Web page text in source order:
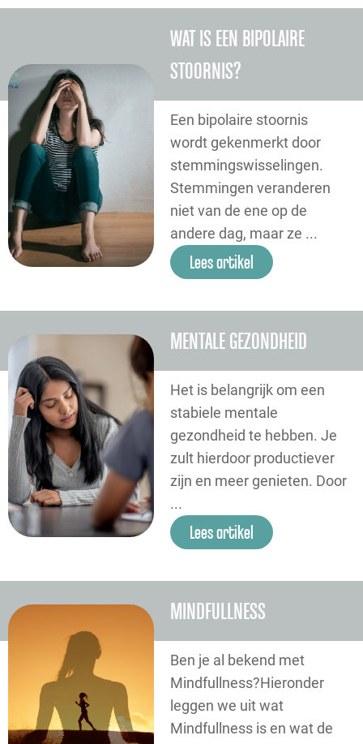
WAT IS EEN BIPOLAIRE
STOORNIS?
Een bipolaire stoornis
wordt gekenmerkt door
stemmingswisselingen.
Stemmingen veranderen
niet van de ene op de
andere dag, maar ze ...
Lees artikel
MENTALE GEZONDHEID
Het is belangrijk om een
stabiele mentale
gezondheid te hebben. Je
zult hierdoor productiever
zijn en meer genieten. Door
...
Lees artikel
MINDFULLNESS
Ben je al bekend met
Mindfullness?Hieronder
leggen we uit wat
Mindfullness is en wat de